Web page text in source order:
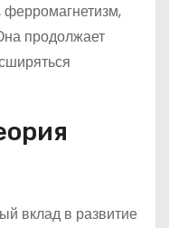
ферромагнетизм,
продолжает
вклад в развитие